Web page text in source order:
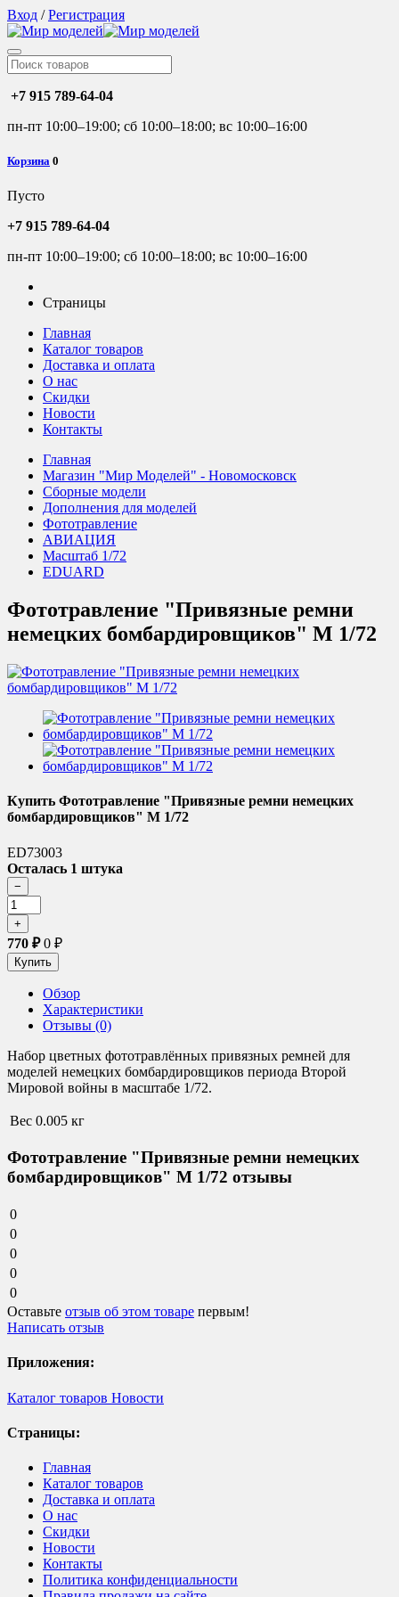
Вход /Регистрация
+7 915 789-64-04
пн-пт 10:00–19:00; сб 10:00–18:00; вс 10:00–16:00
Корзина 0
Пусто
+7 915 789-64-04
пн-пт 10:00–19:00; сб 10:00–18:00; вс 10:00–16:00
Страницы
Главная
Каталог товаров
Доставка и оплата
О нас
Скидки
Новости
Контакты
Главная
Магазин "Мир Моделей" - Новомосковск
Сборные модели
Дополнения для моделей
Фототравление
АВИАЦИЯ
Масштаб 1/72
EDUARD
Фототравление "Привязные ремни
немецких бомбардировщиков" М 1/72
Купить Фототравление "Привязные ремни немецких
бомбардировщиков" М 1/72
ED73003
Осталась 1 штука
770 ₽0 ₽
Обзор
Характеристики
Отзывы (0)
Набор цветных фототравлённых привязных ремней для
моделей немецких бомбардировщиков периода Второй
Мировой войны в масштабе 1/72.
Вес 0.005 кг
Фототравление "Привязные ремни немецких
бомбардировщиков" М 1/72 отзывы
0
0
0
0
0
Оставьте отзыв об этом товаре первым!
Написать отзыв
Приложения:
Каталог товаров Новости
Страницы:
Главная
Каталог товаров
Доставка и оплата
О нас
Скидки
Новости
Контакты
Политика конфиденциальности